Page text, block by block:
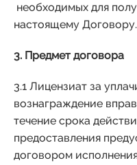
необходимых для
настоящему Договору.
3. Предмет договора
3.1 Лицензиат за
вознаграждение
течение срока
предоставления
договором